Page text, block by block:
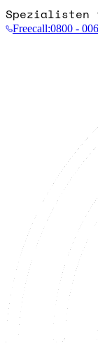
Spezialisten
Freecall:0800 -